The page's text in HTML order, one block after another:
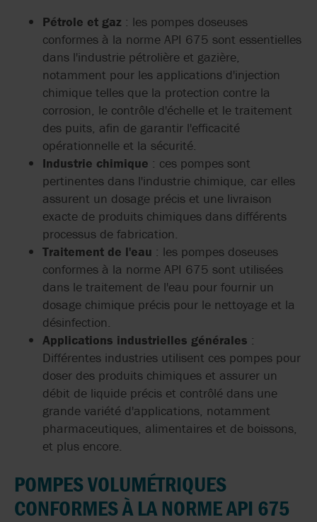
Pétrole et gaz : les pompes doseuses
conformes à la norme API 675 sont essentielles
dans l'industrie pétrolière et gazière,
notamment pour les applications d'injection
chimique telles que la protection contre la
corrosion, le contrôle d'échelle et le traitement
des puits, afin de garantir l'efficacité
opérationnelle et la sécurité.
Industrie chimique : ces pompes sont
pertinentes dans l'industrie chimique, car elles
assurent un dosage précis et une livraison
exacte de produits chimiques dans différents
processus de fabrication.
Traitement de l'eau : les pompes doseuses
conformes à la norme API 675 sont utilisées
dans le traitement de l'eau pour fournir un
dosage chimique précis pour le nettoyage et la
désinfection.
Applications industrielles générales :
Différentes industries utilisent ces pompes pour
doser des produits chimiques et assurer un
débit de liquide précis et contrôlé dans une
grande variété d'applications, notamment
pharmaceutiques, alimentaires et de boissons,
et plus encore.
POMPES VOLUMÉTRIQUES
CONFORMES À LA NORME API 675